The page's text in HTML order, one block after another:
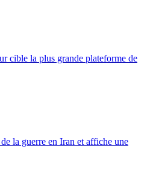
cible la plus grande plateforme de
la guerre en Iran et affiche une